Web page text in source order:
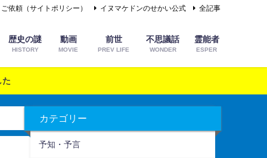
依頼（サイトポリシー） イヌマケドンのせかい公式 全記事
歴史の謎
HISTORY
動画
MOVIE
前世
PREV LIFE
不思議話
WONDER
霊能者
ESPER
た
カテゴリー
予知・予言